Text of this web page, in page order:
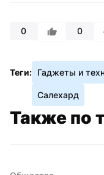
0 0
Теги: Гаджеты и
Салехард
Также по